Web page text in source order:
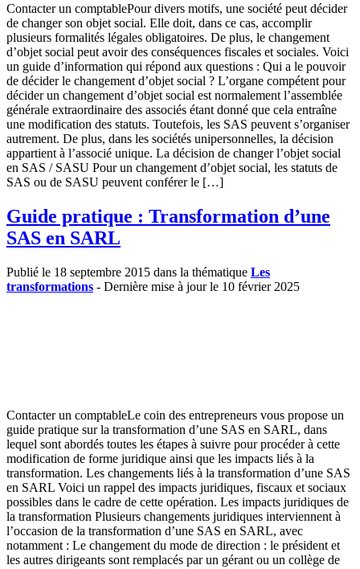
Contacter un comptablePour divers motifs, une société peut décider
de changer son objet social. Elle doit, dans ce cas, accomplir
plusieurs formalités légales obligatoires. De plus, le changement
d’objet social peut avoir des conséquences fiscales et sociales. Voici
un guide d’information qui répond aux questions : Qui a le pouvoir
de décider le changement d’objet social ? L’organe compétent pour
décider un changement d’objet social est normalement l’assemblée
générale extraordinaire des associés étant donné que cela entraîne
une modification des statuts. Toutefois, les SAS peuvent s’organiser
autrement. De plus, dans les sociétés unipersonnelles, la décision
appartient à l’associé unique. La décision de changer l’objet social
en SAS / SASU Pour un changement d’objet social, les statuts de
SAS ou de SASU peuvent conférer le […]
Guide pratique : Transformation d’une
SAS en SARL
Publié le 18 septembre 2015 dans la thématique Les
transformations - Dernière mise à jour le 10 février 2025
Contacter un comptableLe coin des entrepreneurs vous propose un
guide pratique sur la transformation d’une SAS en SARL, dans
lequel sont abordés toutes les étapes à suivre pour procéder à cette
modification de forme juridique ainsi que les impacts liés à la
transformation. Les changements liés à la transformation d’une SAS
en SARL Voici un rappel des impacts juridiques, fiscaux et sociaux
possibles dans le cadre de cette opération. Les impacts juridiques de
la transformation Plusieurs changements juridiques interviennent à
l’occasion de la transformation d’une SAS en SARL, avec
notamment : Le changement du mode de direction : le président et
les autres dirigeants sont remplacés par un gérant ou un collège de